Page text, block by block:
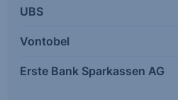
UBS
Vontobel
Erste Bank Sparkassen AG